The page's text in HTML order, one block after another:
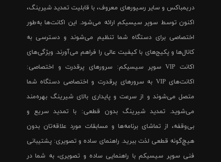
دریمباکس و سایر رسیورهای معروف، با قابلیت تمدید شیرینگ،
اکنون توسط سوپر سیسیکم ارائه می‌شود. این اکانت‌ها به‌طور
اختصاصی برای دستگاه شما تنظیم می‌شوند و دسترسی به
کانال‌ها و پکیج‌های با کیفیت عالی را فراهم می‌آورند. ویژگی‌های
اکانت VIP سوپر سیسیکم: سرورهای پرقدرت و اختصاصی:
اکانت‌های VIP به سرورهای پرقدرت و اختصاصی دستگاه شما
متصل می‌شوند و از سرعت و پایداری بالای شیرینگ بهره‌مند
می‌شوید. تمدید شیرینگ بدون قطعی: با تمدید سریع و
بی‌وقفه، از تماشای برنامه‌ها و مسابقات مورد علاقه‌تان بدون
هیچ‌گونه قطعی لذت ببرید. راهنمای ساده و تصویری: پشتیبانی
فنی سوپر سیسیکم با راهنمایی ساده و تصویری، به شما در